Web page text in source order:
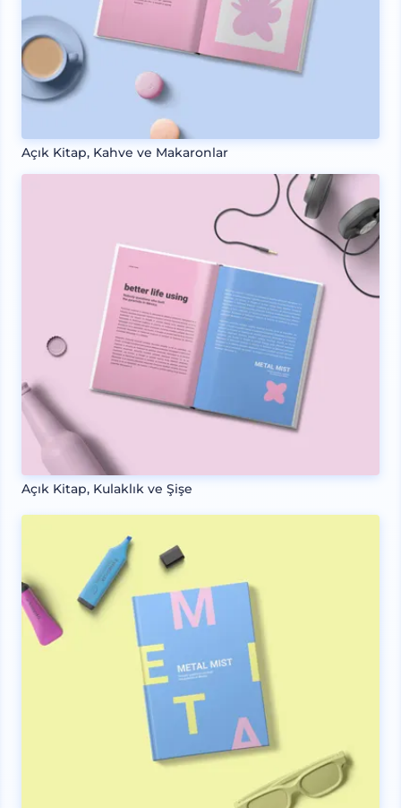
Açık Kitap, Kahve ve Makaronlar
Açık Kitap, Kulaklık ve Şişe